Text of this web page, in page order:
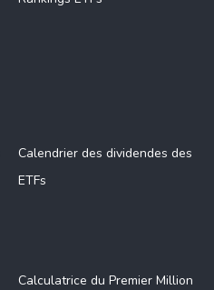
Calendrier des dividendes des
ETFs
Calculatrice du Premier Million